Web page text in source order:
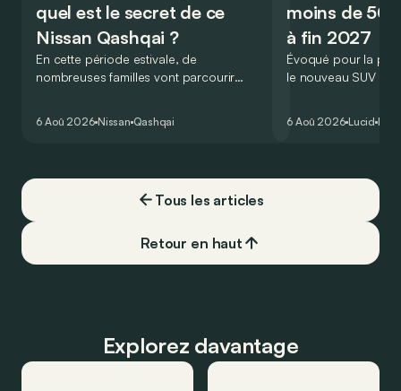
quel est le secret de ce
Nissan Qashqai ?
En cette période estivale, de
nombreuses familles vont parcourir
Qashqai e-Power, il serait possible de
6 Aoû 2026 Nissan Qashqai
moins de
à fin 2027
Évoqué pour la
le nouveau SUV
6 Aoû 2026 Lucid
Tous les articles
Retour en haut
Explorez davantage